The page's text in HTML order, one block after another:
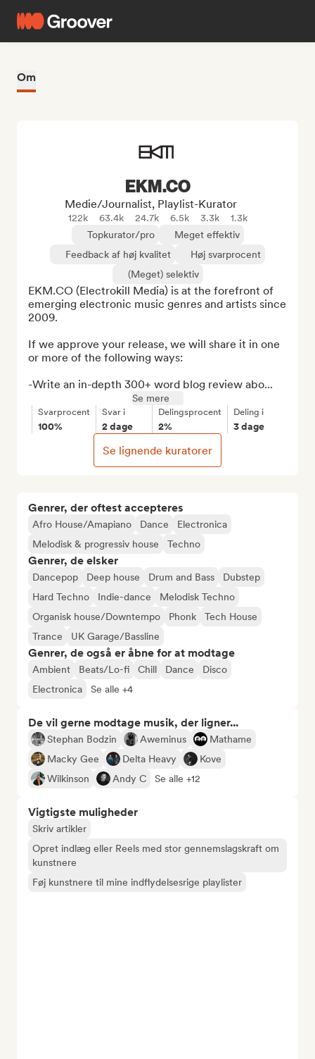
Om
Genrer, der oftest accepteres
Afro House/Amapiano Dance
Electronica
Melodisk & progressiv house
Techno
Genrer, de elsker
Dancepop Deep house Drum and Bass
Dubstep
Hard Techno
Indie-dance
Melodisk Techno
Organisk house/Downtempo
Phonk
Tech House
Trance
UK Garage/Bassline
Genrer, de også er åbne for at modtage
Ambient Beats/Lo-fi Chill Dance
Disco
Electronica
Se alle +4
De vil gerne modtage musik, der ligner...
Stephan Bodzin Aweminus
Mathame
Macky Gee
Delta Heavy
Kove
Wilkinson
Andy C Se alle +12
Vigtigste muligheder
Skriv artikler
Opret indlæg eller Reels med stor gennemslagskraft om
kunstnere
Føj kunstnere til mine indflydelsesrige playlister
EKM.CO
Medie/journalist, Playlist-Kurator
122k 63.4k 24.7k 6.5k 3.3k
1.3k
Topkurator/pro
Meget effektiv
Feedback af høj kvalitet
Høj svarprocent
(Meget) selektiv
EKM.CO (Electrokill Media) is at the forefront of
emerging electronic music genres and artists since
2009.
If we approve your release, we will share it in one
or more of the following ways:
-Write an in-depth 300+ word blog review abo...
Se mere
Svarprocent
100%
Svar i
2 dage
Delingsprocent
2%
Deling i
3 dage
Se lignende kuratorer